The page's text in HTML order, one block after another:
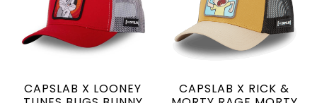
CAPSLAB X LOONEY
CAPSLAB X RICK &